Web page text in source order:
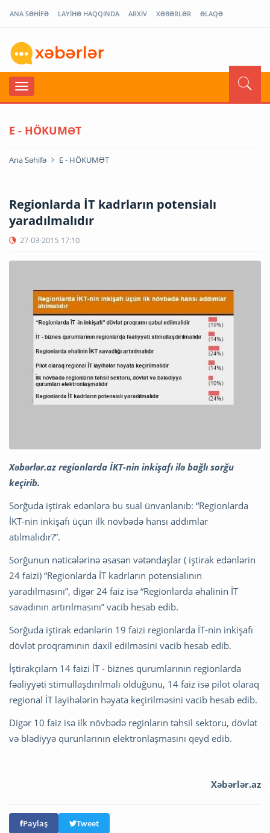
ANA SƏHİFƏ LAYİHƏ HAQQINDA ARXİV XƏBƏRLƏR ƏLAQƏ
E - HÖKUMƏT
Ana Səhifə E - HÖKUMƏT
Regionlarda İT kadrların potensialı
yaradılmalıdır
27-03-2015 17:10
Xəbərlər.az regionlarda İKT-nin inkişafı ilə bağlı sorğu
keçirib.
Sorğuda iştirak edənlərə bu sual ünvanlanıb: “Regionlarda
İKT-nin inkişafı üçün ilk növbədə hansı addımlar
atılmalıdır?”.
Sorğunun nəticələrinə əsasən vətəndaşlar ( iştirak edənlərin
24 faizi) “Regionlarda İT kadrların potensialının
yaradılmasını”, digər 24 faiz isə “Regionlarda əhalinin İT
savadının artırılmasını” vacib hesab edib.
Sorğuda iştirak edənlərin 19 faizi regionlarda İT-nin inkişafı
dövlət proqramının daxil edilməsini vacib hesab edib.
İştirakçılarn 14 faizi İT - biznes qurumlarının regionlarda
fəaliyyəti stimullaşdırılmalı olduğunu, 14 faiz isə pilot olaraq
regional İT layihələrin həyata keçirilməsini vacib hesab edib.
Digər 10 faiz isə ilk növbədə reginların təhsil sektoru, dövlət
və blədiyyə qurunlarının elektronlaşmasını qeyd edib.
Xəbərlər.az
Paylaş Tweet